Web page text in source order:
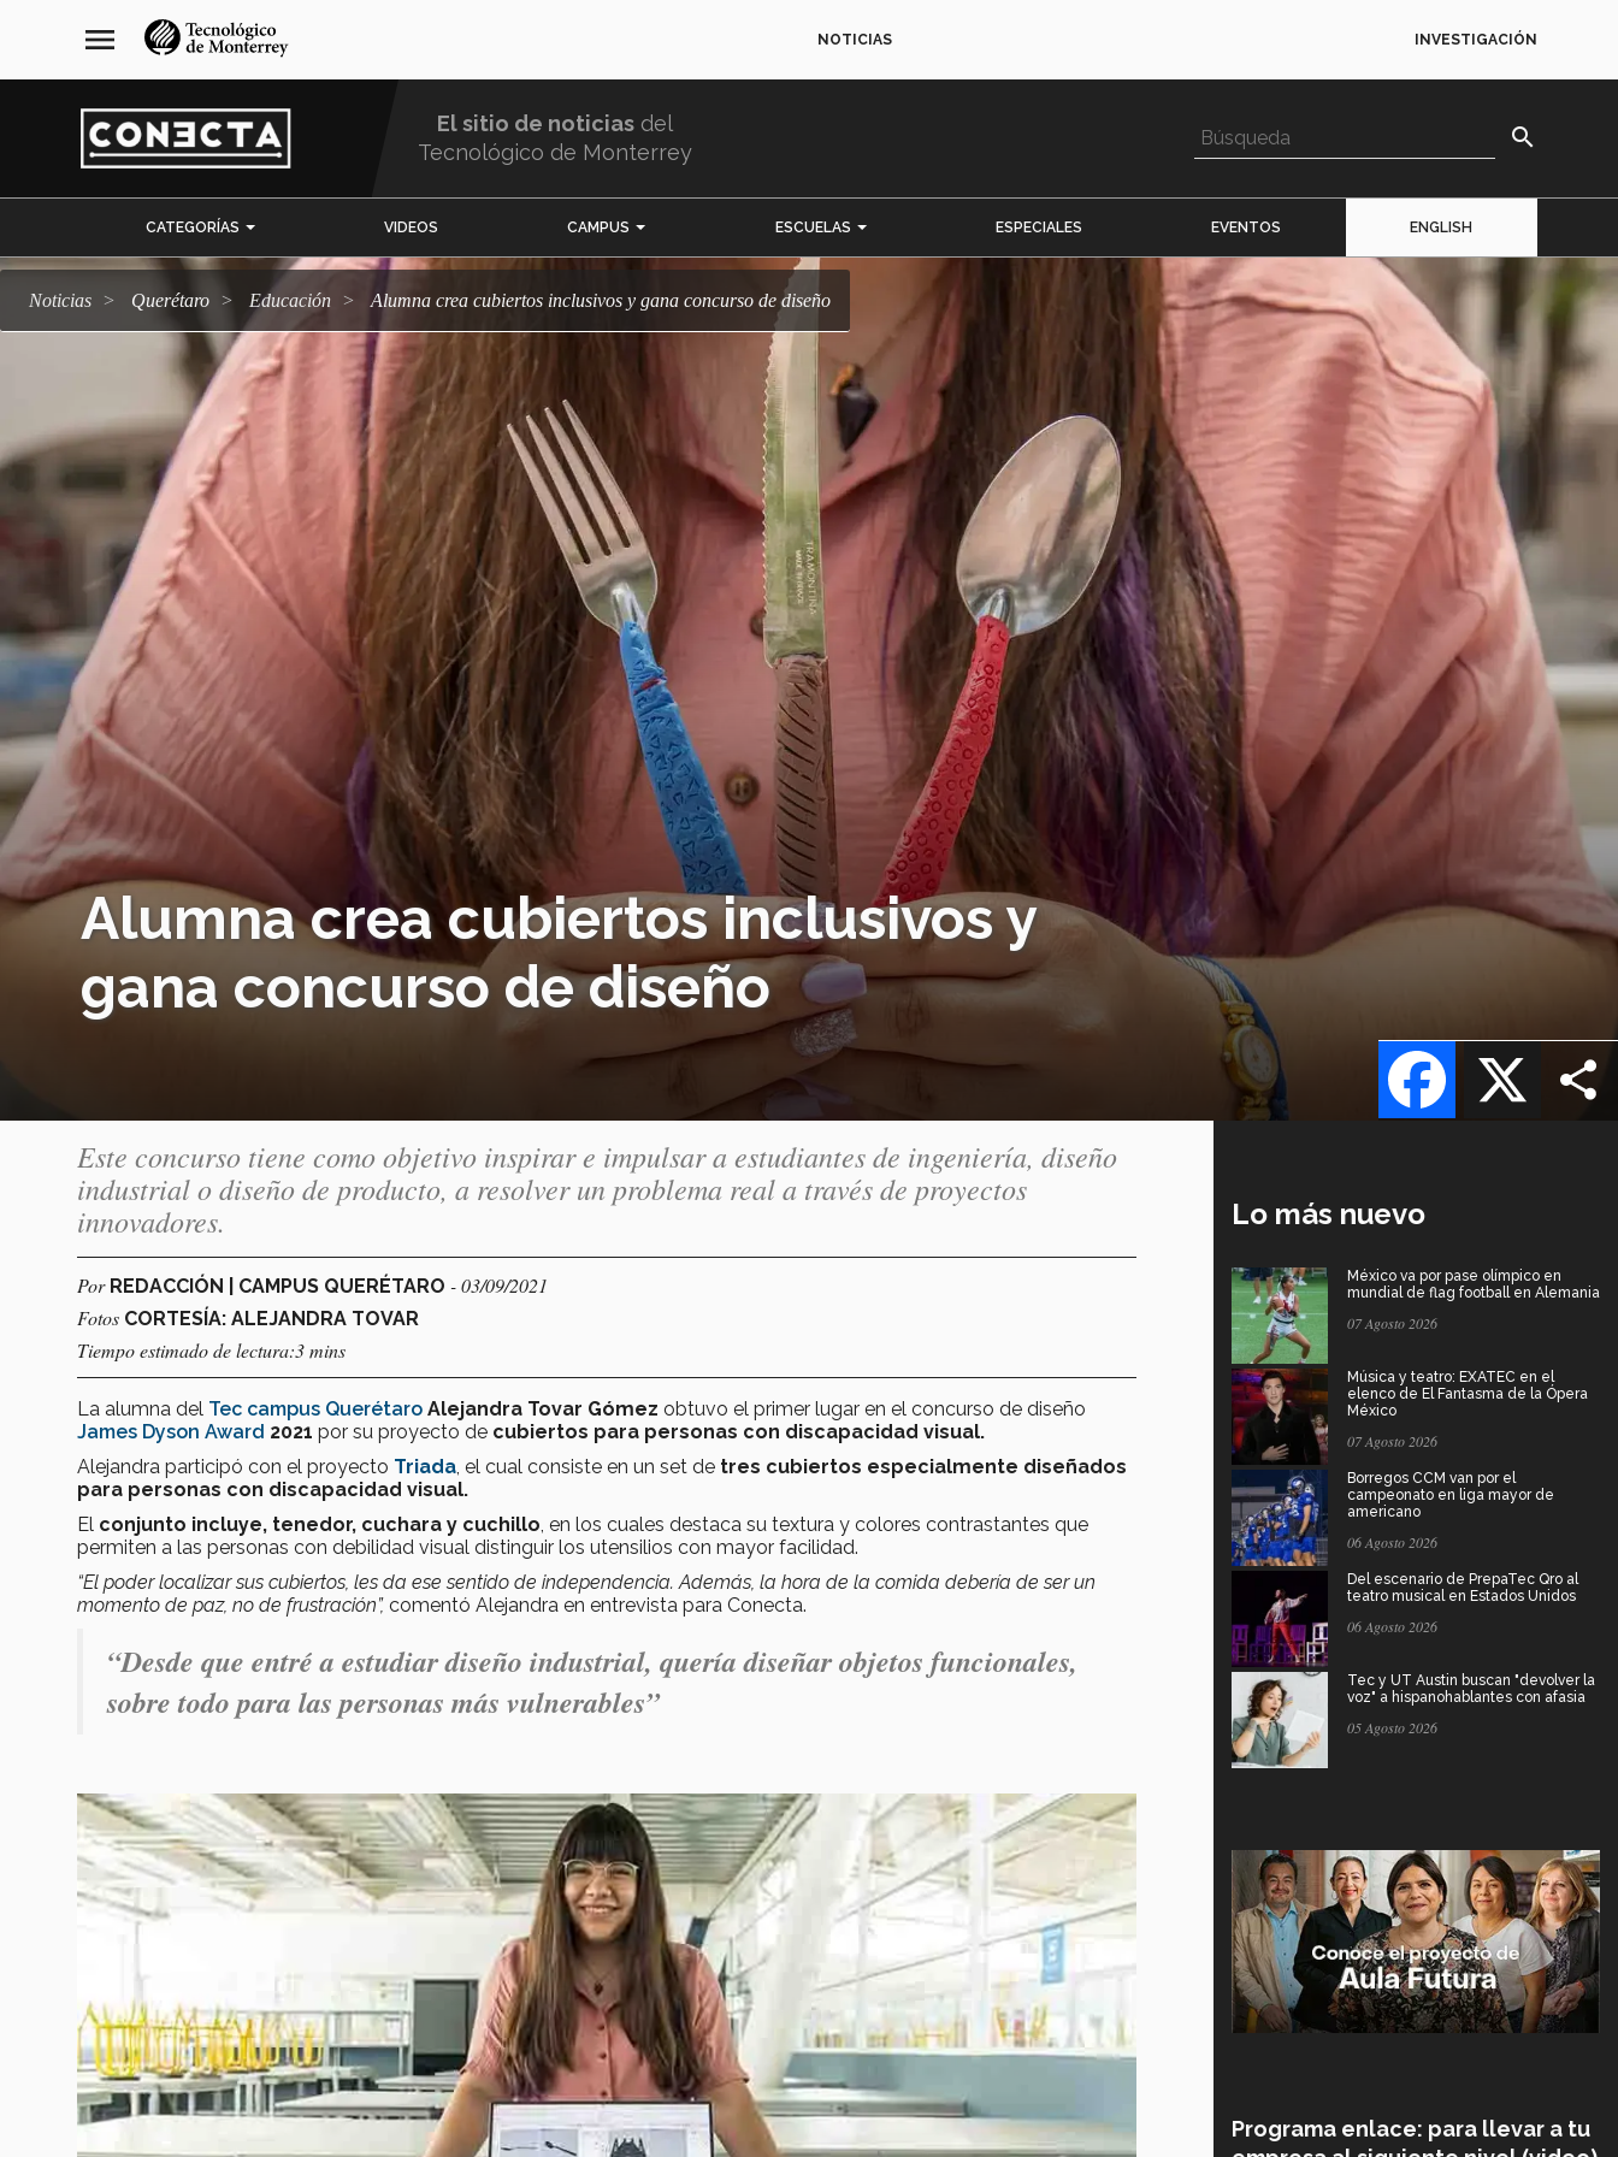
navegación
principal
menu NOTICIAS INVESTIGACIÓN
El sitio de noticias del
Tecnológico de Monterrey
search
CATEGORÍAS VIDEOS CAMPUS ESCUELAS ESPECIALES EVENTOS ENGLISH
Noticias Querétaro Educación Alumna crea cubiertos inclusivos y gana concurso de diseño
Alumna crea cubiertos inclusivos y
gana concurso de diseño
X
Facebook
Este concurso tiene como objetivo inspirar e impulsar a estudiantes de ingeniería, diseño
industrial o diseño de producto, a resolver un problema real a través de proyectos
innovadores.
Por REDACCIÓN | CAMPUS QUERÉTARO - 03/09/2021
Fotos CORTESÍA: ALEJANDRA TOVAR
Tiempo estimado de lectura:3 mins
La alumna del Tec campus Querétaro Alejandra Tovar Gómez obtuvo el primer lugar en el concurso de diseño
James Dyson Award 2021 por su proyecto de cubiertos para personas con discapacidad visual.
Alejandra participó con el proyecto Triada , el cual consiste en un set de tres cubiertos especialmente diseñados
para personas con discapacidad visual.
El conjunto incluye, tenedor, cuchara y cuchillo , en los cuales destaca su textura y colores contrastantes que
permiten a las personas con debilidad visual distinguir los utensilios con mayor facilidad.
“El poder localizar sus cubiertos, les da ese sentido de independencia. Además, la hora de la comida debería de ser un
momento de paz, no de frustración”, comentó Alejandra en entrevista para Conecta.
“Desde que entré a estudiar diseño industrial, quería diseñar objetos funcionales,
sobre todo para las personas más vulnerables”
Lo más nuevo
México va por pase olímpico en
mundial de flag football en Alemania
07 Agosto 2026
Música y teatro: EXATEC en el
elenco de El Fantasma de la Ópera
México
07 Agosto 2026
Borregos CCM van por el
campeonato en liga mayor de
americano
06 Agosto 2026
Del escenario de PrepaTec Qro al
teatro musical en Estados Unidos
06 Agosto 2026
Tec y UT Austin buscan "devolver la
voz" a hispanohablantes con afasia
05 Agosto 2026
Programa enlace: para llevar a tu